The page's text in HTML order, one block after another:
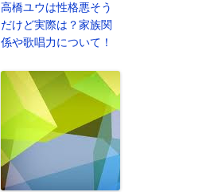
高橋ユウは性格悪そう
だけど実際は？家族関
係や歌唱力について！